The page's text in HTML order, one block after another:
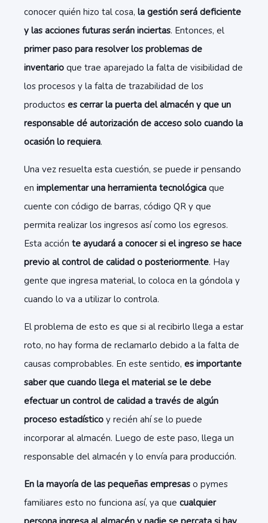
conocer quién hizo tal cosa, la gestión será deficiente
y las acciones futuras serán inciertas. Entonces, el
primer paso para resolver los problemas de
inventario que trae aparejado la falta de visibilidad de
los procesos y la falta de trazabilidad de los
productos es cerrar la puerta del almacén y que un
responsable dé autorización de acceso solo cuando la
ocasión lo requiera.
Una vez resuelta esta cuestión, se puede ir pensando
en implementar una herramienta tecnológica que
cuente con código de barras, código QR y que
permita realizar los ingresos así como los egresos.
Esta acción te ayudará a conocer si el ingreso se hace
previo al control de calidad o posteriormente. Hay
gente que ingresa material, lo coloca en la góndola y
cuando lo va a utilizar lo controla.
El problema de esto es que si al recibirlo llega a estar
roto, no hay forma de reclamarlo debido a la falta de
causas comprobables. En este sentido, es importante
saber que cuando llega el material se le debe
efectuar un control de calidad a través de algún
proceso estadístico y recién ahí se lo puede
incorporar al almacén. Luego de este paso, llega un
responsable del almacén y lo envía para producción.
En la mayoría de las pequeñas empresas o pymes
familiares esto no funciona así, ya que cualquier